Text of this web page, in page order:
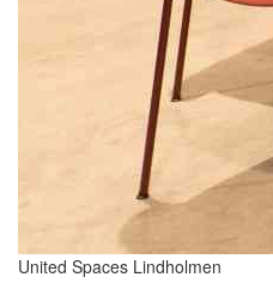
United Spaces Lindholmen